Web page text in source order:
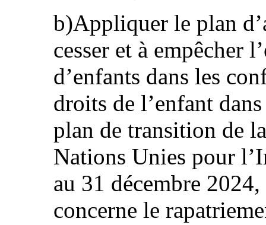
b)Appliquer le plan
cesser et à empêcher
d’enfants dans les
droits de l’enfant
plan de transition de
Nations Unies pour
au 31 décembre
concerne le